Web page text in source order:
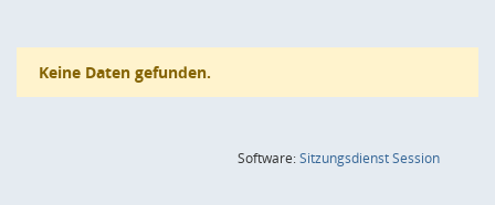
Keine Daten gefunden.
Software:SitzungsdienstSession(Wird in